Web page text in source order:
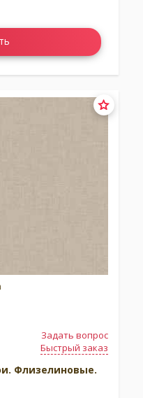
Задать вопрос
Быстрый заказ
Флизелиновые.